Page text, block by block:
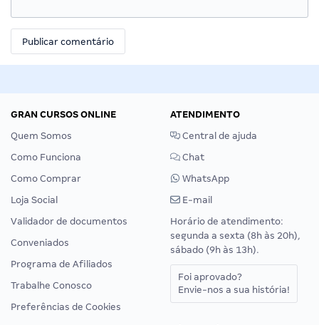
GRAN CURSOS ONLINE
Quem Somos
Como Funciona
Como Comprar
Loja Social
Validador de documentos
Conveniados
Programa de Afiliados
Trabalhe Conosco
Preferências de Cookies
ATENDIMENTO
Central de ajuda
Chat
WhatsApp
E-mail
Horário de atendimento:
segunda a sexta (8h às 20h),
sábado (9h às 13h).
Foi aprovado?
Envie-nos a sua história!